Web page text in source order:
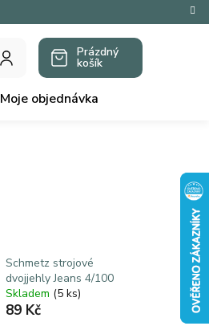
NÁKUPNÍ
Prázdný
košík
Moje objednávka
Schmetz strojové
dvojjehly Jeans 4/100
Skladem (5 ks)
89 Kč